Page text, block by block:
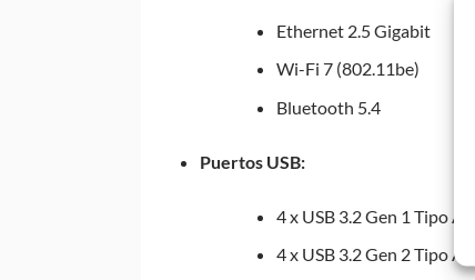
Ethernet 2.5 Gigabit
Wi-Fi 7 (802.11be)
Bluetooth 5.4
Puertos USB:
4 x USB 3.2 Gen 1 Tipo A
4 x USB 3.2 Gen 2 Tipo A